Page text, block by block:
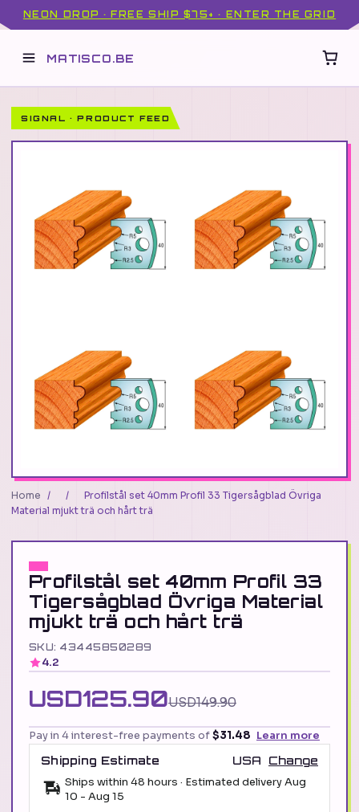
NEON DROP · FREE SHIP $75+ · ENTER THE GRID
MATISCO.BE
SIGNAL · PRODUCT FEED
Home / /
Profilstål set 40mm Profil 33 Tigersågblad Övriga
Material mjukt trä och hårt trä
Profilstål set 40mm Profil 33
Tigersågblad Övriga Material
mjukt trä och hårt trä
SKU: 43445850289
4.2
USD125.90USD149.90
Pay in 4 interest-free payments of$31.48 Learn more
Shipping Estimate
USA
Change
Ships within 48 hours · Estimated deliveryAug
10 - Aug 15